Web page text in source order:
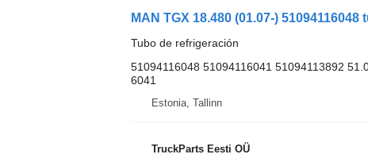
Tubo de refrigeración
51094116048 51094116041 51094113892
6041
Estonia, Tallinn
TruckParts Eesti OÜ